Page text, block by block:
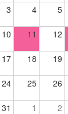
3 4 5
10 11 12
17 18 19
24 25 26
31 1 2